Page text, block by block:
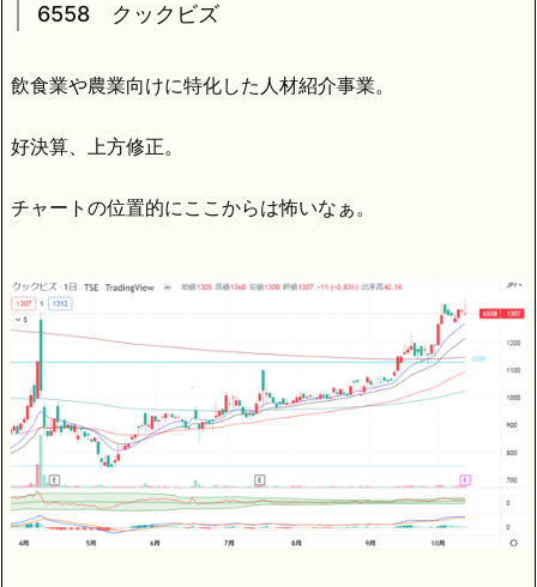
6558 クックビズ
飲食業や農業向けに特化した人材紹介事業。
好決算、上方修正。
チャートの位置的にここからは怖いなぁ。